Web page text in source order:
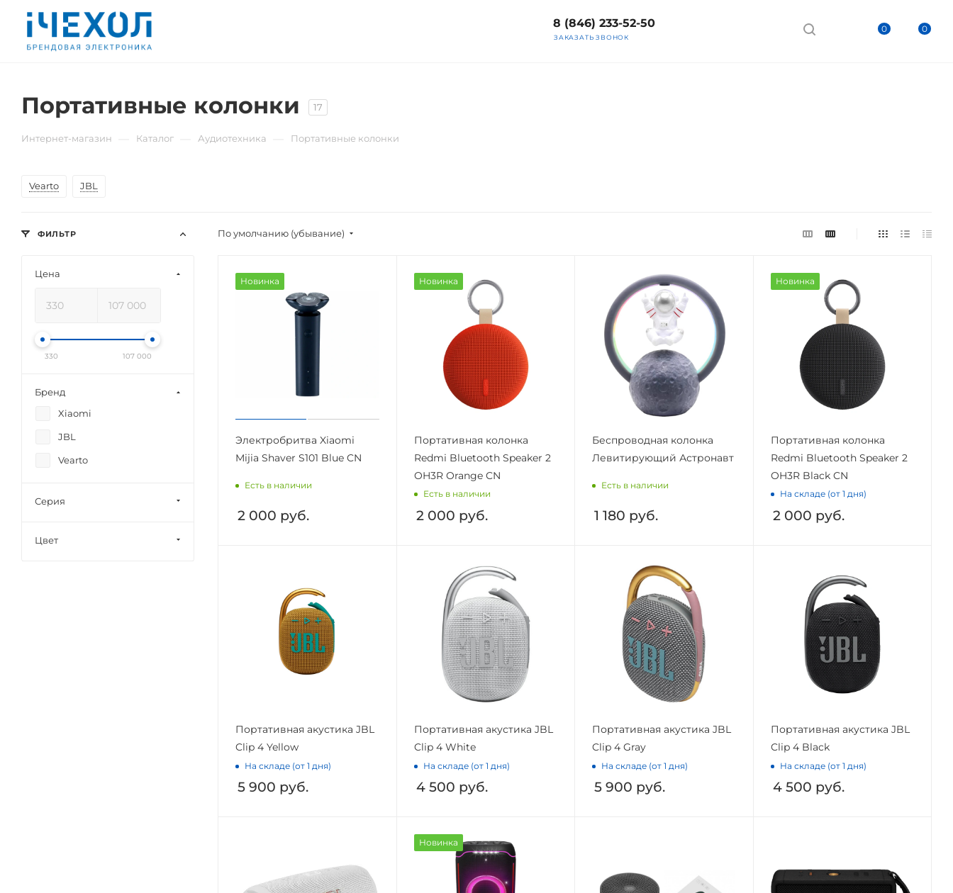
0 0
8 (846) 233-52-50
ЗАКАЗАТЬ ЗВОНОК
Портативные колонки 17
Интернет-магазин Каталог Аудиотехника Портативные колонки
Vearto JBL
По умолчанию (убывание)
Новинка
Электробритва Xiaomi
Mijia Shaver S101 Blue CN
Есть в наличии
2 000 руб.
Новинка
Портативная колонка
Redmi Bluetooth Speaker 2
OH3R Orange CN
Есть в наличии
2 000 руб.
Беспроводная колонка
Левитирующий Астронавт
Есть в наличии
1 180 руб.
Новинка
Портативная колонка
Redmi Bluetooth Speaker 2
OH3R Black CN
На складе (от 1 дня)
2 000 руб.
Портативная акустика JBL
Clip 4 Yellow
На складе (от 1 дня)
5 900 руб.
Портативная акустика JBL
Clip 4 White
На складе (от 1 дня)
4 500 руб.
Портативная акустика JBL
Clip 4 Gray
На складе (от 1 дня)
5 900 руб.
Портативная акустика JBL
Clip 4 Black
На складе (от 1 дня)
4 500 руб.
Новинка
ФИЛЬТР
Цена
330 107 000
Бренд
Xiaomi
JBL
Vearto
Серия
Цвет